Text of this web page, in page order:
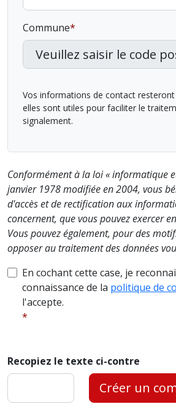
Commune
Vos informations de contact
elles sont utiles pour faciliter le
signalement.
Conformément à la loi « informatique
janvier 1978 modifiée en 2004, vous
d'accès et de rectification aux
concernent, que vous pouvez exercer
Vous pouvez également, pour des
opposer au traitement des données
En cochant cette case, je
connaissance de la politique de
l'accepte.
Recopiez le texte ci-contre
Créer un